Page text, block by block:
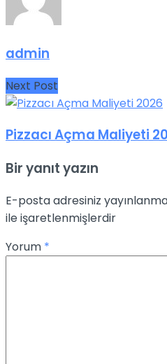
admin
Next Post
Pizzacı Açma Maliyeti
Bir yanıt yazın
E-posta adresiniz
ile işaretlenmişlerdir
Yorum *